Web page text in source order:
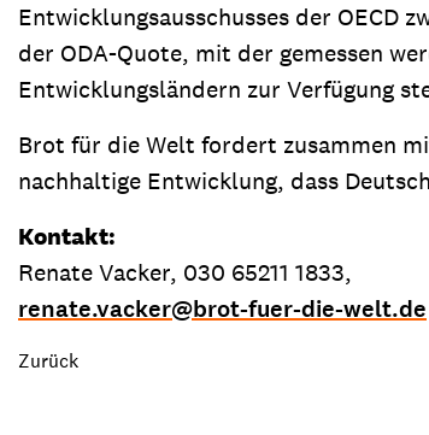
Entwicklungsausschusses der OECD
der ODA-Quote, mit der gemessen
Entwicklungsländern zur Verfügung
Brot für die Welt fordert zusammen
nachhaltige Entwicklung, dass
Kontakt:
Renate Vacker, 030 65211 1833,
renate.vacker@brot-fuer-die-welt.de
Zurück